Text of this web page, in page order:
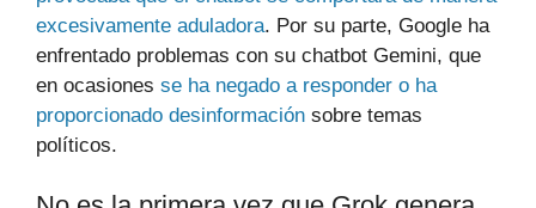
excesivamente aduladora. Por su parte, Google ha
enfrentado problemas con su chatbot Gemini, que
en ocasiones se ha negado a responder o ha
proporcionado desinformación sobre temas
políticos.